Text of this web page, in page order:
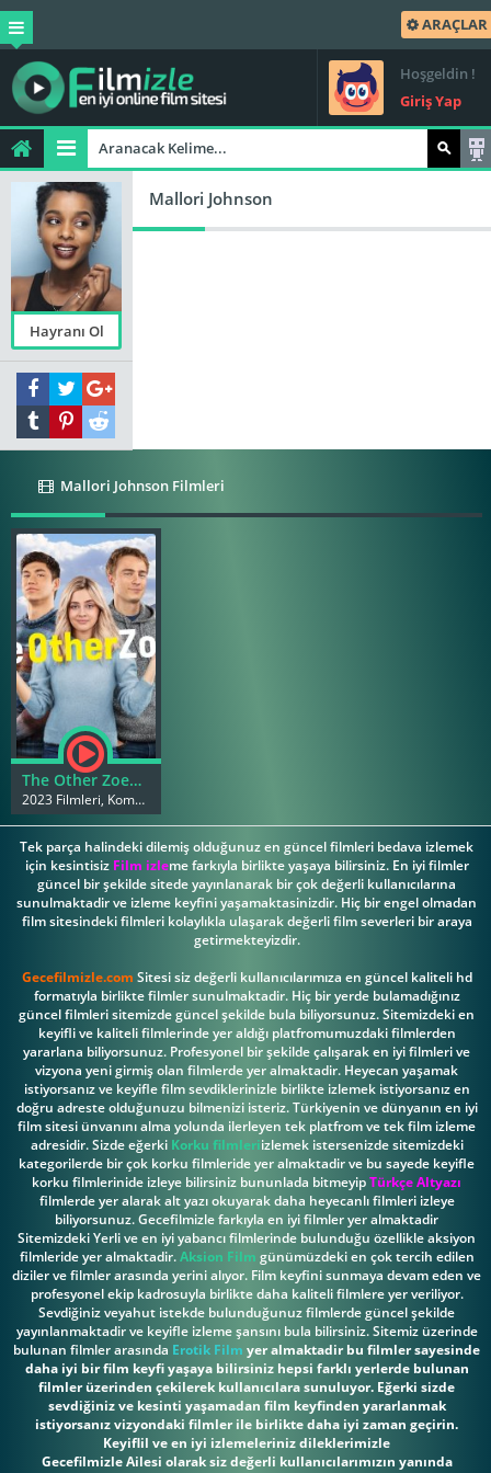
ARAÇLAR
Hoşgeldin !
Giriş Yap
Hayranı Ol
Mallori Johnson
Mallori Johnson Filmleri
The Other Zoey izle 2023
2023 Filmleri, Komedi Filmleri
Tek parça halindeki dilemiş olduğunuz en güncel filmleri bedava izlemek
için kesintisiz Film izleme farkıyla birlikte yaşaya bilirsiniz. En iyi filmler
güncel bir şekilde sitede yayınlanarak bir çok değerli kullanıcılarına
sunulmaktadir ve izleme keyfini yaşamaktasinizdir. Hiç bir engel olmadan
film sitesindeki filmleri kolaylıkla ulaşarak değerli film severleri bir araya
getirmekteyizdir.
Gecefilmizle.com Sitesi siz değerli kullanıcılarımıza en güncel kaliteli hd
formatıyla birlikte filmler sunulmaktadir. Hiç bir yerde bulamadığınız
güncel filmleri sitemizde güncel şekilde bula biliyorsunuz. Sitemizdeki en
keyifli ve kaliteli filmlerinde yer aldığı platfromumuzdaki filmlerden
yararlana biliyorsunuz. Profesyonel bir şekilde çalışarak en iyi filmleri ve
vizyona yeni girmiş olan filmlerde yer almaktadir. Heyecan yaşamak
istiyorsanız ve keyifle film sevdiklerinizle birlikte izlemek istiyorsanız en
doğru adreste olduğunuzu bilmenizi isteriz. Türkiyenin ve dünyanın en iyi
film sitesi ünvanını alma yolunda ilerleyen tek platfrom ve tek film izleme
adresidir. Sizde eğerki Korku filmleriizlemek istersenizde sitemizdeki
kategorilerde bir çok korku filmleride yer almaktadir ve bu sayede keyifle
korku filmlerinide izleye bilirsiniz bununlada bitmeyipTürkçe Altyazı
filmlerde yer alarak alt yazı okuyarak daha heyecanlı filmleri izleye
biliyorsunuz. Gecefilmizle farkıyla en iyi filmler yer almaktadir
Sitemizdeki Yerli ve en iyi yabancı filmlerinde bulunduğu özellikle aksiyon
filmleride yer almaktadir.Aksion Film günümüzdeki en çok tercih edilen
diziler ve filmler arasında yerini alıyor. Film keyfini sunmaya devam eden ve
profesyonel ekip kadrosuyla birlikte daha kaliteli filmlere yer veriliyor.
Sevdiğiniz veyahut istekde bulunduğunuz filmlerde güncel şekilde
yayınlanmaktadir ve keyifle izleme şansını bula bilirsiniz. Sitemiz üzerinde
bulunan filmler arasında Erotik Film yer almaktadir bu filmler sayesinde
daha iyi bir film keyfi yaşaya bilirsiniz hepsi farklı yerlerde bulunan
filmler üzerinden çekilerek kullanıcılara sunuluyor. Eğerki sizde
sevdiğiniz ve kesinti yaşamadan film keyfinden yararlanmak
istiyorsanız vizyondaki filmler ile birlikte daha iyi zaman geçirin.
Keyiflil ve en iyi izlemeleriniz dileklerimizle
Gecefilmizle Ailesi olarak siz değerli kullanıcılarımızın yanında